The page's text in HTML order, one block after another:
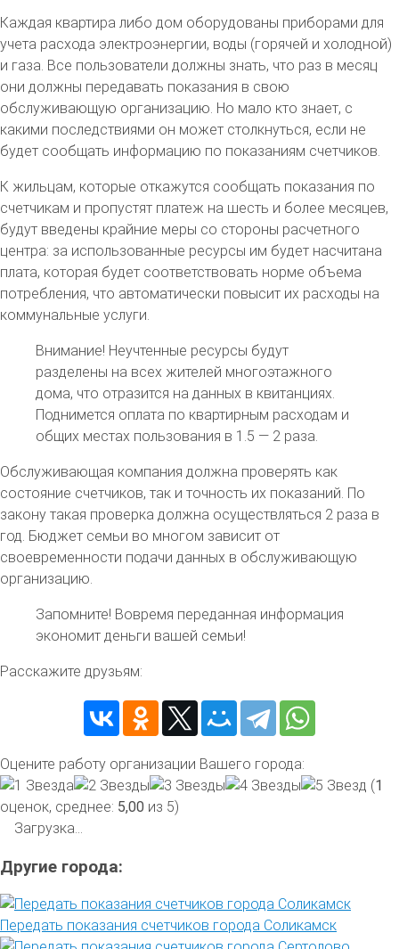
Каждая квартира либо дом оборудованы приборами для
учета расхода электроэнергии, воды (горячей и холодной)
и газа. Все пользователи должны знать, что раз в месяц
они должны передавать показания в свою
обслуживающую организацию. Но мало кто знает, с
какими последствиями он может столкнуться, если не
будет сообщать информацию по показаниям счетчиков.
К жильцам, которые откажутся сообщать показания по
счетчикам и пропустят платеж на шесть и более месяцев,
будут введены крайние меры со стороны расчетного
центра: за использованные ресурсы им будет насчитана
плата, которая будет соответствовать норме объема
потребления, что автоматически повысит их расходы на
коммунальные услуги.
Внимание! Неучтенные ресурсы будут
разделены на всех жителей многоэтажного
дома, что отразится на данных в квитанциях.
Поднимется оплата по квартирным расходам и
общих местах пользования в 1.5 — 2 раза.
Обслуживающая компания должна проверять как
состояние счетчиков, так и точность их показаний. По
закону такая проверка должна осуществляться 2 раза в
год. Бюджет семьи во многом зависит от
своевременности подачи данных в обслуживающую
организацию.
Запомните! Вовремя переданная информация
экономит деньги вашей семьи!
Расскажите друзьям:
Оцените работу организации Вашего города:
(1
оценок, среднее: 5,00 из 5)
Загрузка...
Другие города:
Передать показания счетчиков города Соликамск